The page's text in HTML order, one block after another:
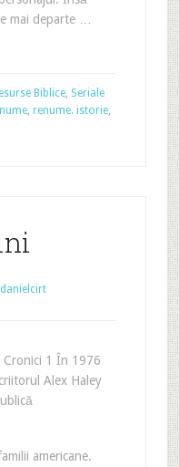
mai departe …
Biblice, Seriale
nume, renume. istorie,
danielcirt
Cronici 1 În 1976
Alex Haley
americane.